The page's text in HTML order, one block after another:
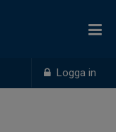
Logga in